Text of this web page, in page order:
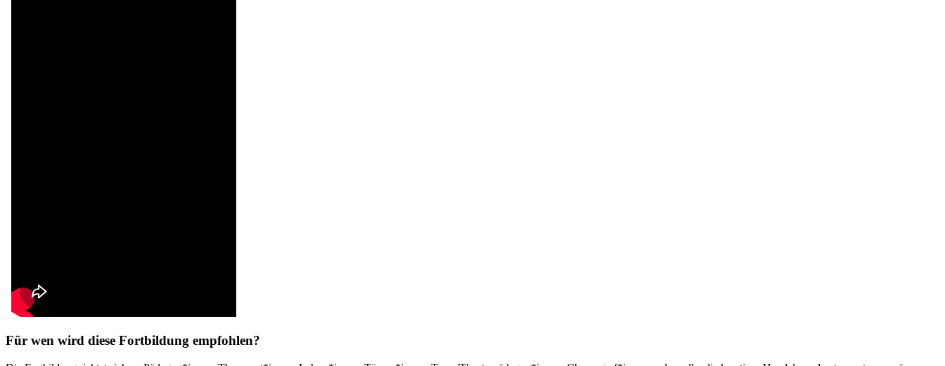
Für wen wird diese Fortbildung empfohlen?